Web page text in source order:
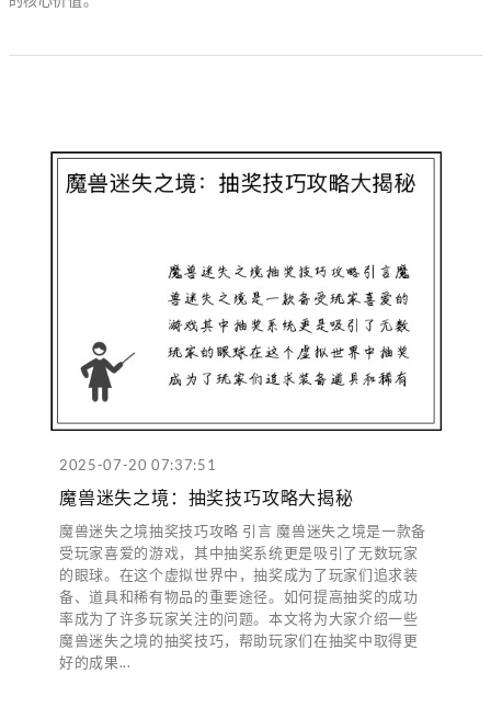
2025-07-20 07:37:51
魔兽迷失之境：抽奖技巧攻略大揭秘
魔兽迷失之境抽奖技巧攻略 引言 魔兽迷失之境是一款备
受玩家喜爱的游戏，其中抽奖系统更是吸引了无数玩家
的眼球。在这个虚拟世界中，抽奖成为了玩家们追求装
备、道具和稀有物品的重要途径。如何提高抽奖的成功
率成为了许多玩家关注的问题。本文将为大家介绍一些
魔兽迷失之境的抽奖技巧，帮助玩家们在抽奖中取得更
好的成果...